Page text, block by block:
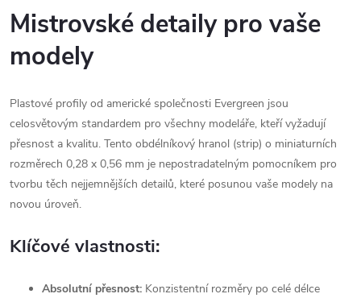
Mistrovské detaily pro vaše
modely
Plastové profily od americké společnosti Evergreen jsou
celosvětovým standardem pro všechny modeláře, kteří vyžadují
přesnost a kvalitu. Tento obdélníkový hranol (strip) o miniaturních
rozměrech 0,28 x 0,56 mm je nepostradatelným pomocníkem pro
tvorbu těch nejjemnějších detailů, které posunou vaše modely na
novou úroveň.
Klíčové vlastnosti:
Absolutní přesnost: Konzistentní rozměry po celé délce